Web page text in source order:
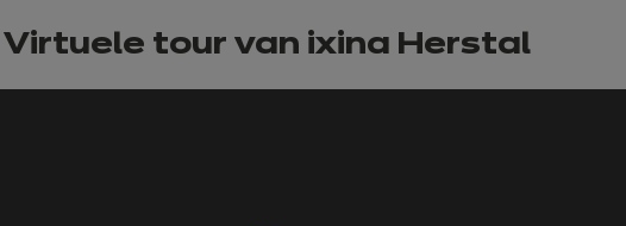
Virtuele tour van ixina Herstal